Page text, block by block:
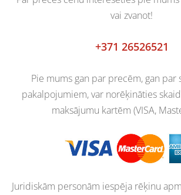
vai zvanot!
+371 26526521
Pie mums gan par precēm, gan par
pakalpojumiem, var norēķināties
maksājumu kartēm (VISA,
Juridiskām personām iespēja rēķinu